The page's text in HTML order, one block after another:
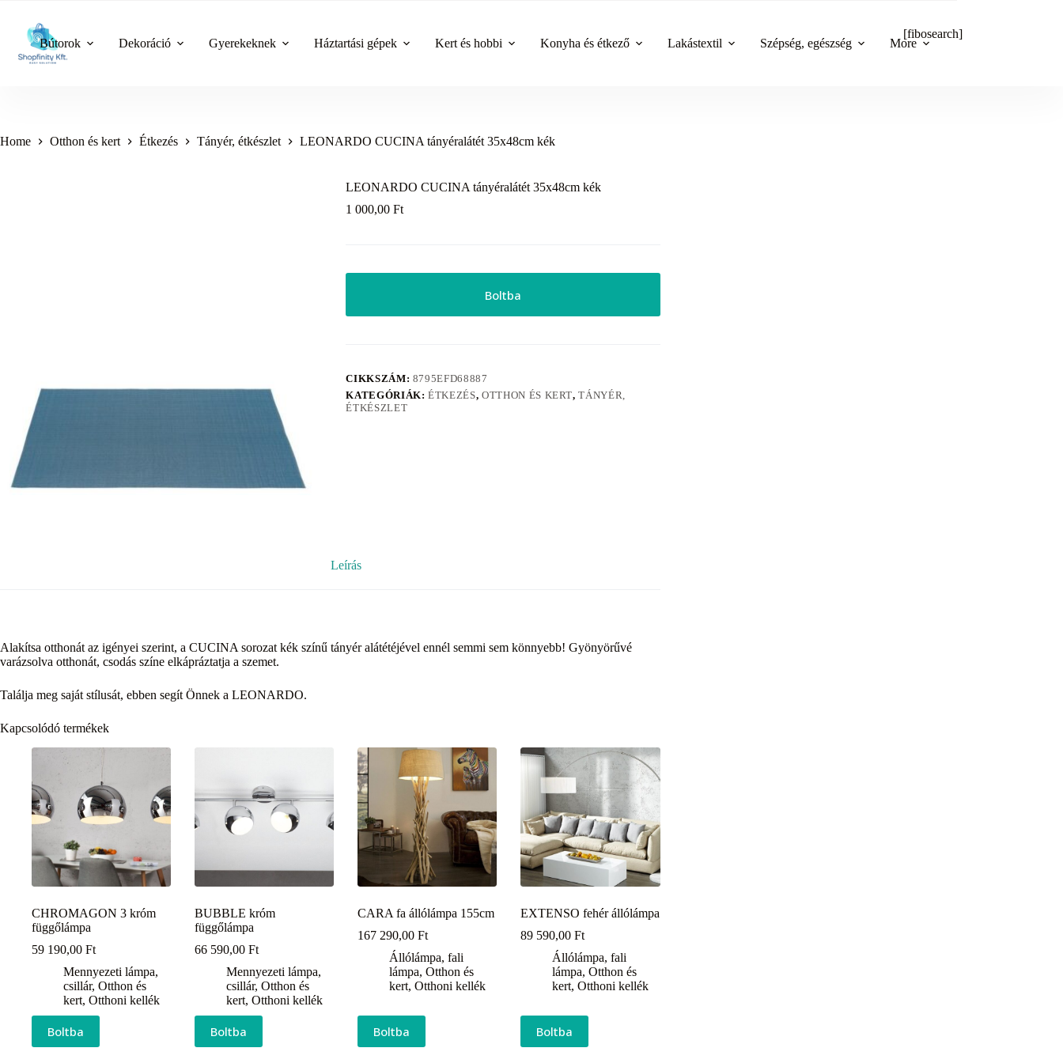
content
Bútorok Dekoráció Gyerekeknek Háztartási gépek Kert és hobbi Konyha és étkező Lakástextil Szépség, egészség More
[fibosearch]
Home Otthon és kert Étkezés Tányér, étkészlet LEONARDO CUCINA tányéralátét 35x48cm kék
LEONARDO CUCINA tányéralátét 35x48cm kék
1 000,00Ft
Boltba
CIKKSZÁM: 8795EFD68887
KATEGÓRIÁK:ÉTKEZÉS, OTTHON ÉS KERT,TÁNYÉR,
ÉTKÉSZLET
Leírás
Alakítsa otthonát az igényei szerint, a CUCINA sorozat kék színű tányér alátétéjével ennél semmi sem könnyebb! Gyönyörűvé
varázsolva otthonát, csodás színe elkápráztatja a szemet.
Találja meg saját stílusát, ebben segít Önnek a LEONARDO.
Kapcsolódó termékek
CHROMAGON 3 króm
függőlámpa
59 190,00 Ft
Mennyezeti lámpa,
csillár, Otthon és
kert, Otthoni kellék
Boltba
BUBBLE króm
függőlámpa
66 590,00Ft
Mennyezeti lámpa,
csillár,Otthon és
kert,Otthoni kellék
Boltba
CARA fa állólámpa 155cm
167 290,00Ft
Állólámpa, fali
lámpa,Otthon és
kert,Otthoni kellék
Boltba
EXTENSO fehér állólámpa
89 590,00Ft
Állólámpa, fali
lámpa,Otthon és
kert,Otthoni kellék
Boltba